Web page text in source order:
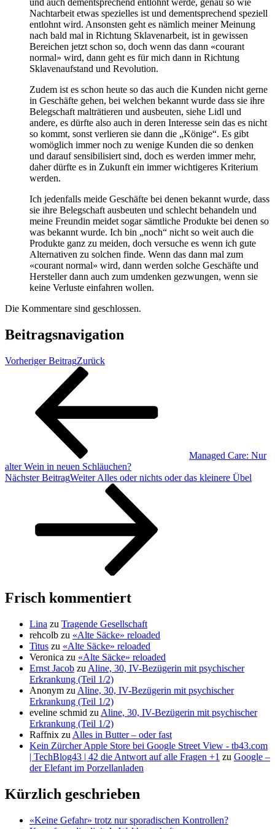
Nachtarbeit etwas spezielles ist und dementsprechend speziell
entlohnt wird. Ansonsten geht es nämlich meiner Meinung
nach bald mal in Richtung Sklavenarbeit, ist in gewissen
Bereichen jetzt schon so, doch wenn das dann «courant
normal» wird, dann geht es für mich dann in Richtung
Sklavenaufstand und Revolution.
Zudem ist es schon heute so das auch die Kunden nicht gerne
in Geschäfte gehen, bei welchen bekannt wurde dass sie ihre
Belegschaft malträtieren und ausbeuten, siehe Lidl und
andere, es dürfte also auch in deren Interesse sein das es nicht
so kommt, sonst verlieren sie dann die „Könige“. Es gibt
womöglich immer noch zu wenige Kunden die so denken
und darauf sensibilisiert sind, doch es werden immer mehr,
daher dürfte es in Zukunft ein immer wichtigeres Kriterium
werden.
Ich jedenfalls meide Geschäfte bei denen bekannt wurde, dass
sie ihre Belegschaft ausbeuten und schlecht behandeln und
meine Freundin meidet sogar sämtliche Produkte bei denen so
was bekannt wurde. Ich bin „noch“ nicht so weit auch die
Produkte ganz zu meiden, doch versuche es wenn ich gute
Alternativen zu solchen finde. Wenn das dann mal zum
«courant normal» wird, dann werden solche Geschäfte und
Hersteller dann auch zum umdenken gezwungen, wenn sie
keine Verluste einfahren wollen.
Die Kommentare sind geschlossen.
Beitragsnavigation
Vorheriger BeitragZurück
Managed Care: Nur
alter Wein in neuen Schläuchen?
Nächster BeitragWeiter Alles oder nichts oder das kleinere Übel
Frisch kommentiert
Lina zu Tragende Gesellschaft
rehcolb zu «Alte Säcke» reloaded
Titus zu «Alte Säcke» reloaded
Veronica zu «Alte Säcke» reloaded
Ernst Jacob zu Aline, 30, IV-Bezügerin mit psychischer
Erkrankung (Teil 1/2)
Anonym zu Aline, 30, IV-Bezügerin mit psychischer
Erkrankung (Teil 1/2)
eveline schmid zu Aline, 30, IV-Bezügerin mit psychischer
Erkrankung (Teil 1/2)
Raffnix zu Alles in Butter – oder fast
Kein Zürcher Apple Store bei Google Street View - tb43.com
| TechBlog43 | 42 die Antwort auf alle Fragen +1 zu Google –
der Elefant im Porzellanladen
Kürzlich geschrieben
«Keine Gefahr» trotz nur sporadischen Kontrollen?